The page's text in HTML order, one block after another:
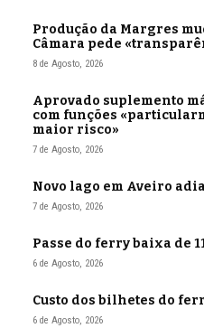
Produção da Margres
Câmara pede
8 de Agosto, 2026
Aprovado suplemento
com funções
maior risco»
7 de Agosto, 2026
Novo lago em Aveiro
7 de Agosto, 2026
Passe do ferry baixa de
6 de Agosto, 2026
Custo dos bilhetes do
6 de Agosto, 2026